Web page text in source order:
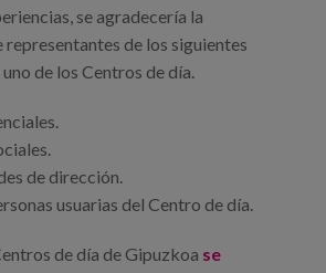
se agradecería la
de los siguientes
de los Centros de día.
de dirección.
usuarias del Centro de día.
de día de Gipuzkoa se